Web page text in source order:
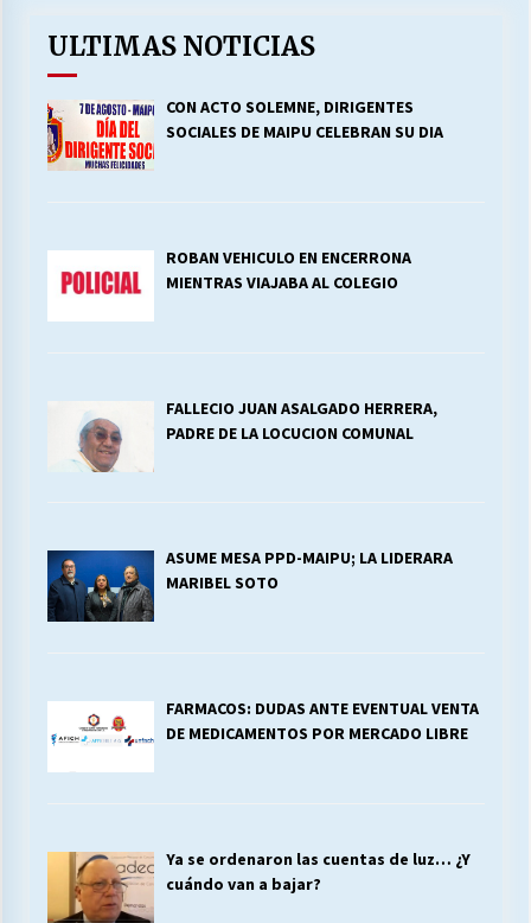
ULTIMAS NOTICIAS
CON ACTO SOLEMNE, DIRIGENTES
SOCIALES DE MAIPU CELEBRAN SU DIA
ROBAN VEHICULO EN ENCERRONA
MIENTRAS VIAJABA AL COLEGIO
FALLECIO JUAN ASALGADO HERRERA,
PADRE DE LA LOCUCION COMUNAL
ASUME MESA PPD-MAIPU; LA LIDERARA
MARIBEL SOTO
FARMACOS: DUDAS ANTE EVENTUAL VENTA
DE MEDICAMENTOS POR MERCADO LIBRE
Ya se ordenaron las cuentas de luz… ¿Y
cuándo van a bajar?